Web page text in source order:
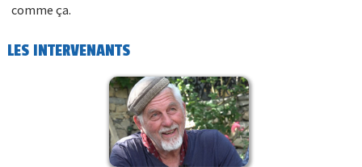
comme ça.
LES INTERVENANTS